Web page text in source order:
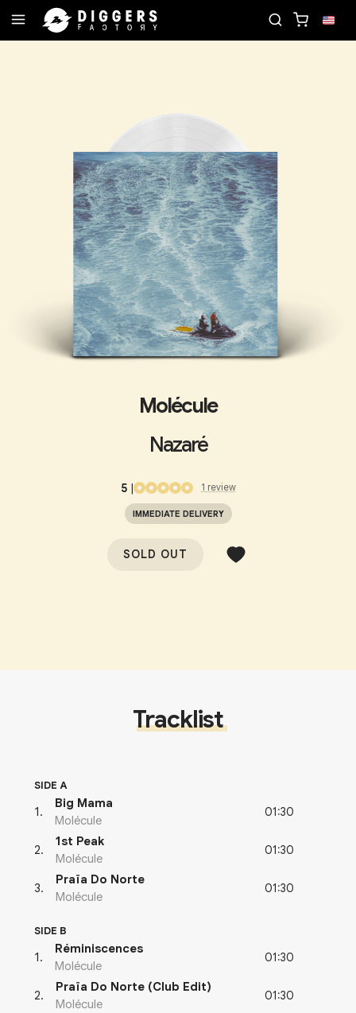
Molécule
Nazaré
5| 1 review
IMMEDIATE DELIVERY
SOLD OUT
Tracklist
SIDE A
1 .
Big Mama
Molécule
01:30
2.
1st Peak
Molécule
01:30
3.
Praïa Do Norte
Molécule
01:30
SIDE B
1 .
Réminiscences
Molécule
01:30
2.
Praïa Do Norte (Club Edit)
Molécule
01:30